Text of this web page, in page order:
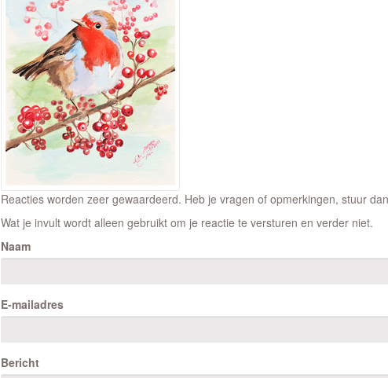
Reacties worden zeer gewaardeerd. Heb je vragen of opmerkingen, stuur
Wat je invult wordt alleen gebruikt om je reactie te versturen en verder niet.
Naam
E-mailadres
Bericht